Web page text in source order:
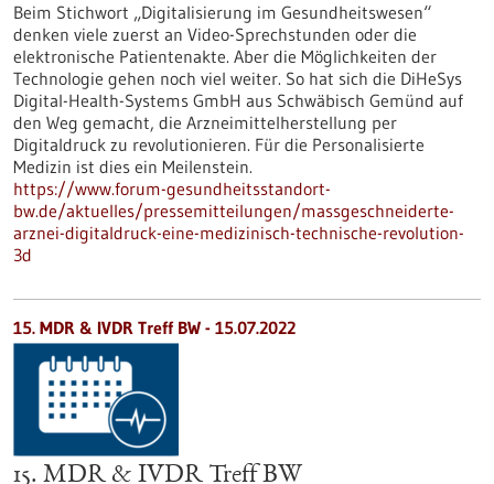
Beim Stichwort „Digitalisierung im Gesundheitswesen“
denken viele zuerst an Video-Sprechstunden oder die
elektronische Patientenakte. Aber die Möglichkeiten der
Technologie gehen noch viel weiter. So hat sich die DiHeSys
Digital-Health-Systems GmbH aus Schwäbisch Gemünd auf
den Weg gemacht, die Arzneimittelherstellung per
Digitaldruck zu revolutionieren. Für die Personalisierte
Medizin ist dies ein Meilenstein.
https://www.forum-gesundheitsstandort-
bw.de/aktuelles/pressemitteilungen/massgeschneiderte-
arznei-digitaldruck-eine-medizinisch-technische-revolution-
3d
15. MDR & IVDR Treff BW - 15.07.2022
15. MDR & IVDR Treff BW